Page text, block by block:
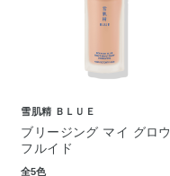
雪肌精 ＢＬＵＥ
ブリージング マイ グロウ
フルイド
全5色